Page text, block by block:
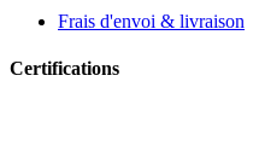
Frais d'envoi & livraison
Certifications